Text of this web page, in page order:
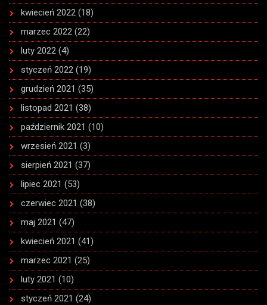
kwiecień 2022 (18)
marzec 2022 (22)
luty 2022 (4)
styczeń 2022 (19)
grudzień 2021 (35)
listopad 2021 (38)
październik 2021 (10)
wrzesień 2021 (3)
sierpień 2021 (37)
lipiec 2021 (53)
czerwiec 2021 (38)
maj 2021 (47)
kwiecień 2021 (41)
marzec 2021 (25)
luty 2021 (10)
styczeń 2021 (24)